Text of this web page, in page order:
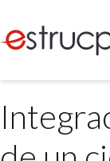
SERVICIOS
Higiene y
NOVEDADES
INGRESAR